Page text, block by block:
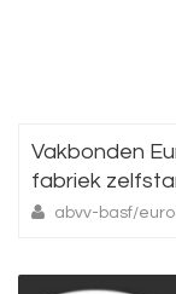
Vakbonden
fabriek
abvv-basf/